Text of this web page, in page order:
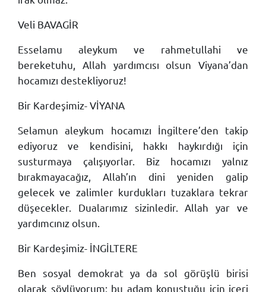
Veli BAVAGİR
Esselamu aleykum ve rahmetullahi ve
bereketuhu, Allah yardımcısı olsun Viyana’dan
hocamızı destekliyoruz!
Bir Kardeşimiz- VİYANA
Selamun aleykum hocamızı İngiltere’den takip
ediyoruz ve kendisini, hakkı haykırdığı için
susturmaya çalışıyorlar. Biz hocamızı yalnız
bırakmayacağız, Allah’ın dini yeniden galip
gelecek ve zalimler kurdukları tuzaklara tekrar
düşecekler. Dualarımız sizinledir. Allah yar ve
yardımcınız olsun.
Bir Kardeşimiz- İNGİLTERE
Ben sosyal demokrat ya da sol görüşlü birisi
olarak söylüyorum: bu adam konuştuğu için içeri